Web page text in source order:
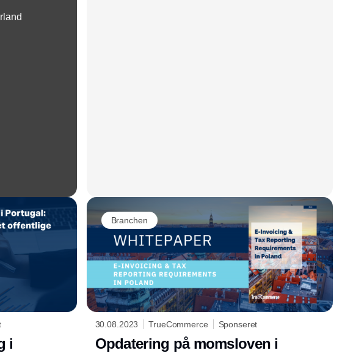
i
Branchen
30.08.2023 TrueCommerce Sponseret
Opdatering på momsloven i